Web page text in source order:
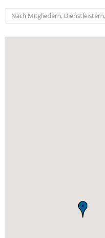
Start-Up Augsburg